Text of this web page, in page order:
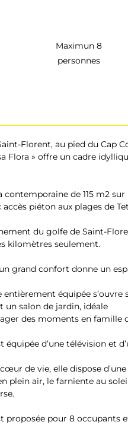
Maximun 8
personnes
Florent, au pied du Cap
Flora » offre un cadre
contemporaine de 115 m2
accès piéton aux plages de
du golfe de Saint-
kilomètres seulement.
grand confort donne un
entièrement équipée
un salon de jardin, idéale
des moments en famille
équipée d’une télévision et
de vie, elle dispose
plein air, le farniente au
proposée pour 8 occupants